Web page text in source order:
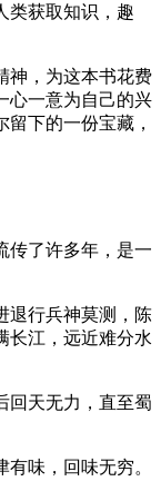
类获取知识，趣
神，为这本书花费
心一意为自己的兴
下的一份宝藏，
传了许多年，是一
退行兵神莫测，陈
长江，远近难分水
回天无力，直至蜀
有味，回味无穷。